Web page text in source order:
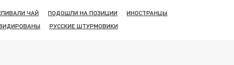
ЧАЙ ПОДОШЛИ НА ПОЗИЦИИ
ИНОСТРАНЦЫ
РУССКИЕ ШТУРМОВИКИ